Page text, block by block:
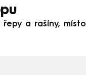
a rašíny, místo